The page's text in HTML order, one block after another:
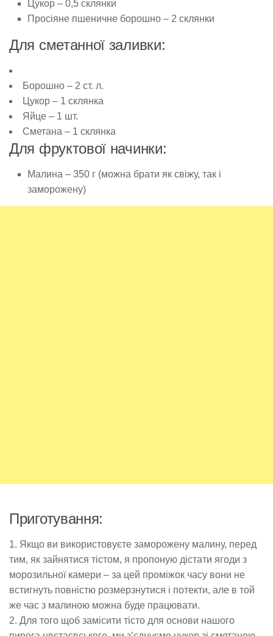
Цукор – 0,5 склянки
Просіяне пшеничне борошно – 2 склянки
Для сметанної заливки:
Борошно – 2 ст. л.
Цукор – 1 склянка
Яйце – 1 шт.
Сметана – 1 склянка
Для фруктової начинки:
Малина – 350 г (можна брати як свіжу, так і
заморожену)
Приготування:
1. Якщо ви використовуєте заморожену малину, перед
тим, як зайнятися тістом, я пропоную дістати ягоди з
морозильної камери – за цей проміжок часу вони не
встигнуть повністю розмерзнутися і потекти, але в той
же час з малиною можна буде працювати.
2. Для того щоб замісити тісто для основи нашого